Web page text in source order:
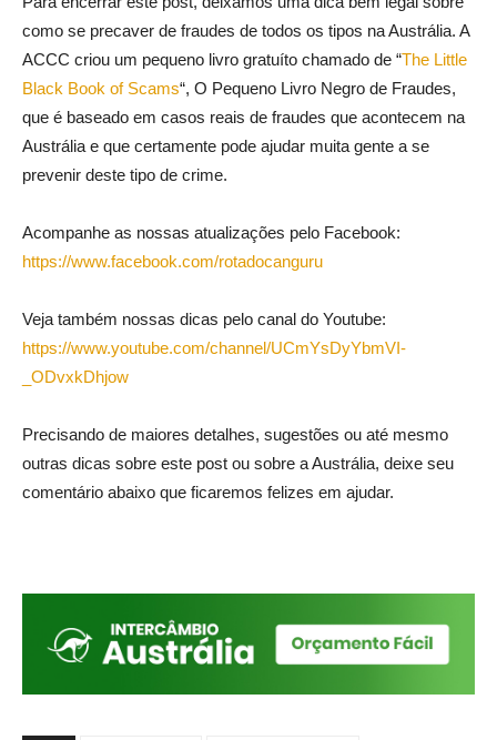
como se precaver de fraudes de todos os tipos na Austrália. A
ACCC criou um pequeno livro gratuíto chamado de “The Little
Black Book of Scams“, O Pequeno Livro Negro de Fraudes,
que é baseado em casos reais de fraudes que acontecem na
Austrália e que certamente pode ajudar muita gente a se
prevenir deste tipo de crime.
Acompanhe as nossas atualizações pelo Facebook:
https://www.facebook.com/rotadocanguru
Veja também nossas dicas pelo canal do Youtube:
https://www.youtube.com/channel/UCmYsDyYbmVI-
_ODvxkDhjow
Precisando de maiores detalhes, sugestões ou até mesmo
outras dicas sobre este post ou sobre a Austrália, deixe seu
comentário abaixo que ficaremos felizes em ajudar.